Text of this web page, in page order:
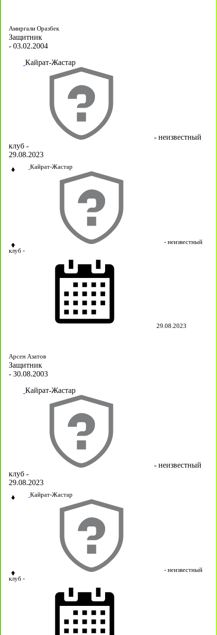
Амиргали Оразбек
Защитник
- 03.02.2004
Кайрат-Жастар
- неизвестный
клуб -
29.08.2023
Кайрат-Жастар
- неизвестный
клуб -
29.08.2023
Арсен Азатов
Защитник
- 30.08.2003
Кайрат-Жастар
- неизвестный
клуб -
29.08.2023
Кайрат-Жастар
- неизвестный
клуб -